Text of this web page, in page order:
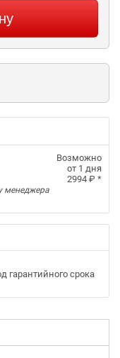
Возможно
от 1 дня
2994 ₽ *
менеджера
гарантийного срока